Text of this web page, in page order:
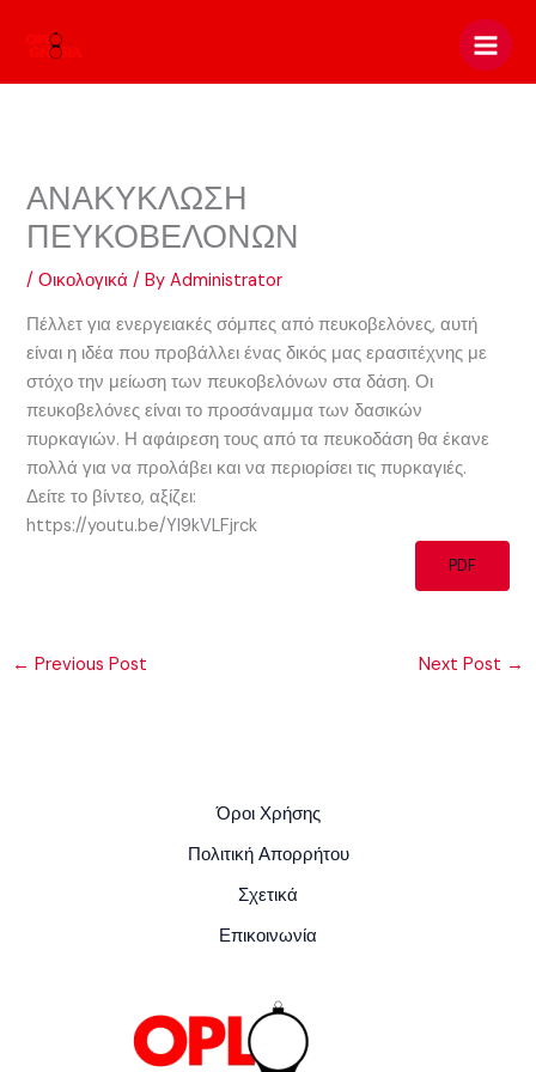
ΑΝΑΚΥΚΛΩΣΗ
ΠΕΥΚΟΒΕΛΟΝΩΝ
/Οικολογικά / ByAdministrator
Πέλλετ για ενεργειακές σόμπες από πευκοβελόνες, αυτή
είναι η ιδέα που προβάλλει ένας δικός μας ερασιτέχνης με
στόχο την μείωση των πευκοβελόνων στα δάση. Οι
πευκοβελόνες είναι το προσάναμμα των δασικών
πυρκαγιών. Η αφάιρεση τους από τα πευκοδάση θα έκανε
πολλά για να προλάβει και να περιορίσει τις πυρκαγιές.
Δείτε το βίντεο, αξίζει:
https://youtu.be/Yl9kVLFjrck
PDF
← Previous Post Next Post →
Όροι Χρήσης
Πολιτική Απορρήτου
Σχετικά
Επικοινωνία